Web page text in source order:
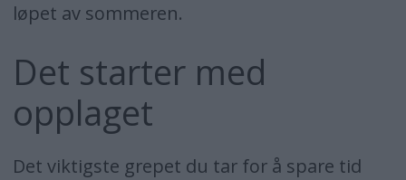
løpet av sommeren.
Det starter med
opplaget
Det viktigste grepet du tar for å spare tid